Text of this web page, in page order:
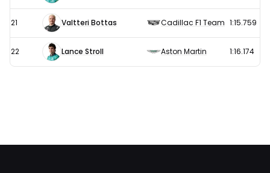
21 Valtteri Bottas Cadillac F1 Team 1:15.759
22 Lance Stroll Aston Martin 1:16.174